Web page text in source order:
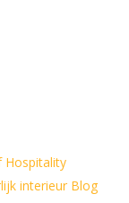
Hospitality
interieur Blog